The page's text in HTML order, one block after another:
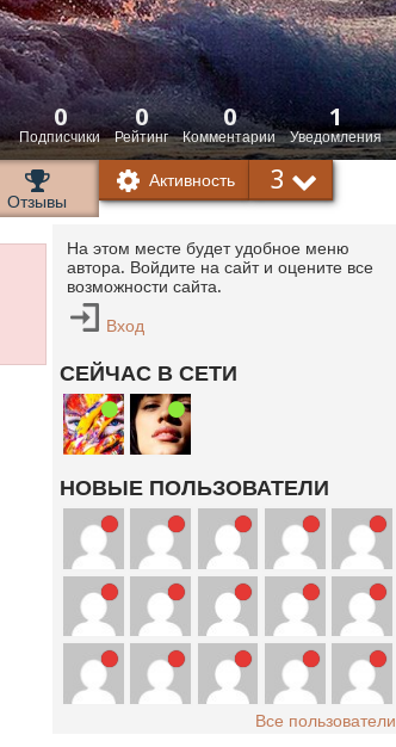
Подписчики
0
Рейтинг
0
Комментарии
0
Уведомления
1
Отзывы
Активность 3
На этом месте будет удобное меню
автора. Войдите на сайт и оцените все
возможности сайта.
Вход
СЕЙЧАС В СЕТИ
НОВЫЕ ПОЛЬЗОВАТЕЛИ
Все пользователи